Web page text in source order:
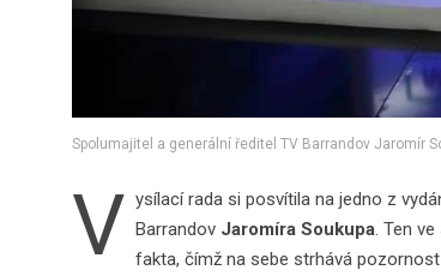
Spolumajitel a generální ředitel TV Barrandov Jaromír
V ysílací rada si posvítila na jedno z
Barrandov Jaromíra Soukupa. Ten
fakta, čímž na sebe strhává